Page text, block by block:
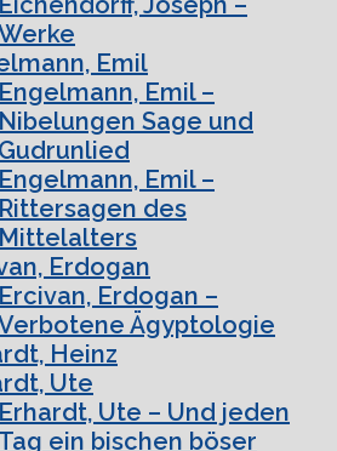
Emil
Engelmann, Emil –
Nibelungen Sage und
Gudrunlied
Engelmann, Emil –
Rittersagen des
Mittelalters
Erdogan
Ercivan, Erdogan –
Ägyptologie
Heinz
Ute
Erhardt, Ute – Und jeden
Tag ein bischen böser